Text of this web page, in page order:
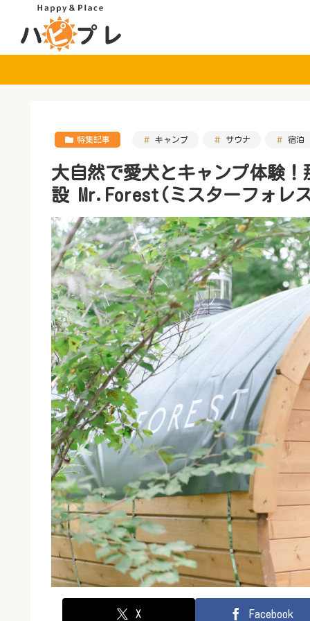
特集記事 キャンプ サウナ 宿泊
大自然で愛犬とキャンプ体験
設 Mr.Forest(ミスターフォレ
X Facebook